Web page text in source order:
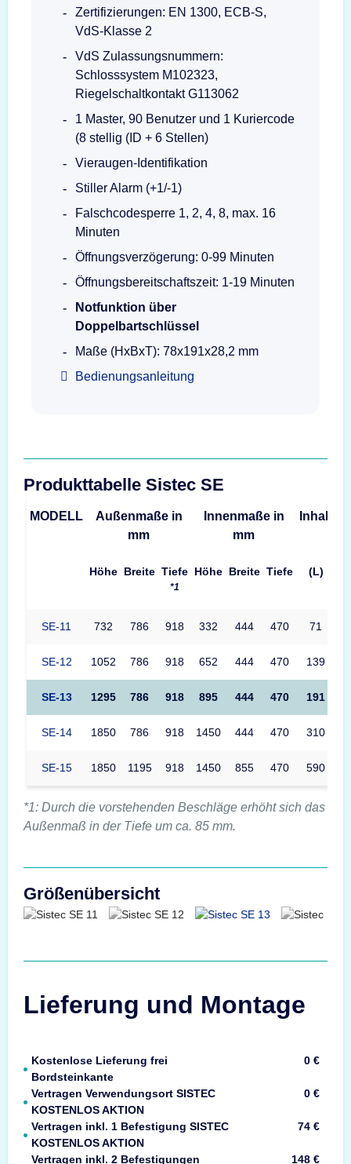
Zertifizierungen: EN 1300, ECB-S,
VdS-Klasse 2
VdS Zulassungsnummern:
Schlosssystem M102323,
Riegelschaltkontakt G113062
1 Master, 90 Benutzer und 1 Kuriercode
(8 stellig (ID + 6 Stellen)
Vieraugen-Identifikation
Stiller Alarm (+1/-1)
Falschcodesperre 1, 2, 4, 8, max. 16
Minuten
Öffnungsverzögerung: 0-99 Minuten
Öffnungsbereitschaftszeit: 1-19 Minuten
Notfunktion über
Doppelbartschlüssel
Maße (HxBxT): 78x191x28,2 mm
Bedienungsanleitung
Produkttabelle Sistec SE
MODELL
Außenmaße in
mm
Innenmaße in
mm
Inhalt
Höhe Breite Tiefe
*1
Höhe Breite Tiefe (L)
SE-11 732 786 918 332 444 470 71
SE-12 1052 786 918 652 444 470 139
SE-13 1295 786 918 895 444 470 191
SE-14 1850 786 918 1450 444 470 310
SE-15 1850 1195 918 1450 855 470 590
*1: Durch die vorstehenden Beschläge erhöht sich das
Außenmaß in der Tiefe um ca. 85 mm.
Größenübersicht
Lieferung und Montage
Kostenlose Lieferung frei
Bordsteinkante
0 €
Vertragen Verwendungsort SISTEC
KOSTENLOS AKTION
0 €
Vertragen inkl. 1 Befestigung SISTEC
KOSTENLOS AKTION
74 €
Vertragen inkl. 2 Befestigungen 148 €